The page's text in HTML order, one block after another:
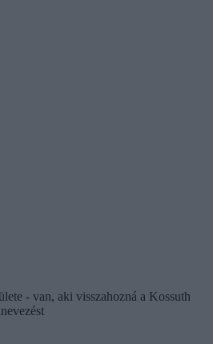
- van, aki visszahozná a Kossuth